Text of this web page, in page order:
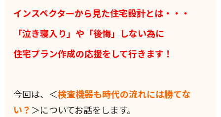
インスペクターから見た住宅設計とは・・・
「泣き寝入り」や「後悔」しない為に
住宅プラン作成の応援をして行きます！
今回は、＜検査機器も時代の流れには勝てな
い？ ＞についてお話をします。